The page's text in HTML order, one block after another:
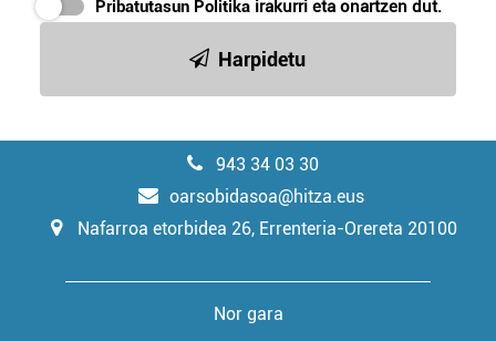
Pribatutasun Politika irakurri eta onartzen dut.
Harpidetu
943 34 03 30
oarsobidasoa@hitza.eus
Nafarroa etorbidea 26, Errenteria-Orereta 20100
Nor gara